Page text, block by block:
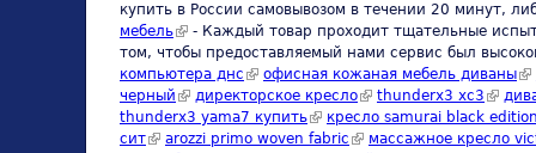
купить в России самовывозом в течении 20 минут,
мебель(link is external)
- Каждый товар проходит тщательные
том, чтобы предоставляемый нами сервис был
компьютера днс (link is external)
офисная кожаная мебель диваны
черный (link is external)
директорское кресло(link is external)
thunderx3 xc3 (link
thunderx3 yama7 купить(link is external)
кресло samurai black
сит(link is external)
arozzi primo woven fabric (link is external)
массажное кресло